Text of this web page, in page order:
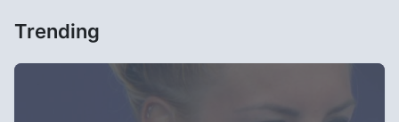
Trending